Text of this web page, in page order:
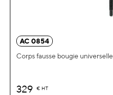
AC 0854
Corps fausse bougie universelle
329 € HT